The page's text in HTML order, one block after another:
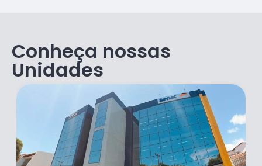
Conheça nossas
Unidades